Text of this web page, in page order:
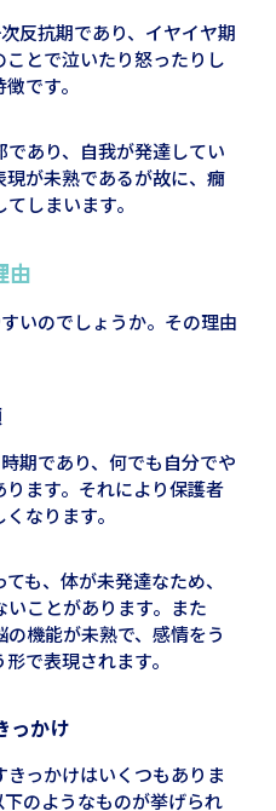
反抗期であり、イヤイヤ期
とで泣いたり怒ったりし
です。
あり、自我が発達してい
が未熟であるが故に、癇
しまいます。
由
いのでしょうか。その理由
期であり、何でも自分でや
ます。それにより保護者
なります。
も、体が未発達なため、
ことがあります。また
の機能が未熟で、感情をう
で表現されます。
っかけ
っかけはいくつもありま
のようなものが挙げられ